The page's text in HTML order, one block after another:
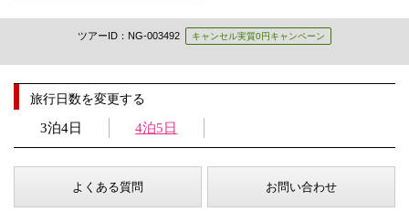
ツアーID：NG-003492 キャンセル実質0円キャンペーン
旅行日数を変更する
3泊4日 4泊5日
よくある質問 お問い合わせ